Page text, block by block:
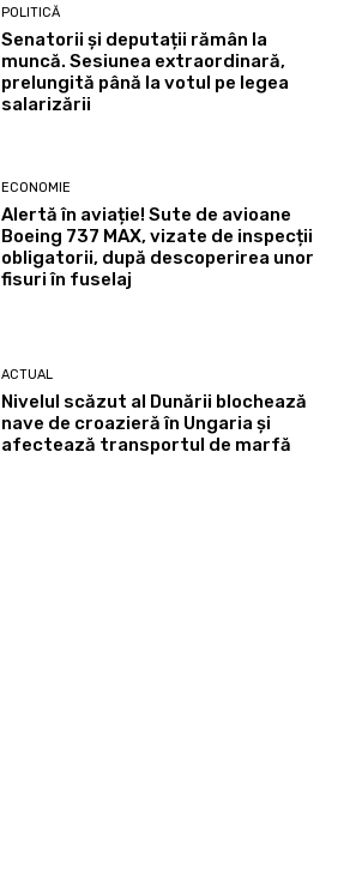
POLITICĂ
Senatorii și deputații rămân la
muncă. Sesiunea extraordinară,
prelungită până la votul pe legea
salarizării
ECONOMIE
Alertă în aviație! Sute de avioane
Boeing 737 MAX, vizate de inspecții
obligatorii, după descoperirea unor
fisuri în fuselaj
ACTUAL
Nivelul scăzut al Dunării blochează
nave de croazieră în Ungaria și
afectează transportul de marfă